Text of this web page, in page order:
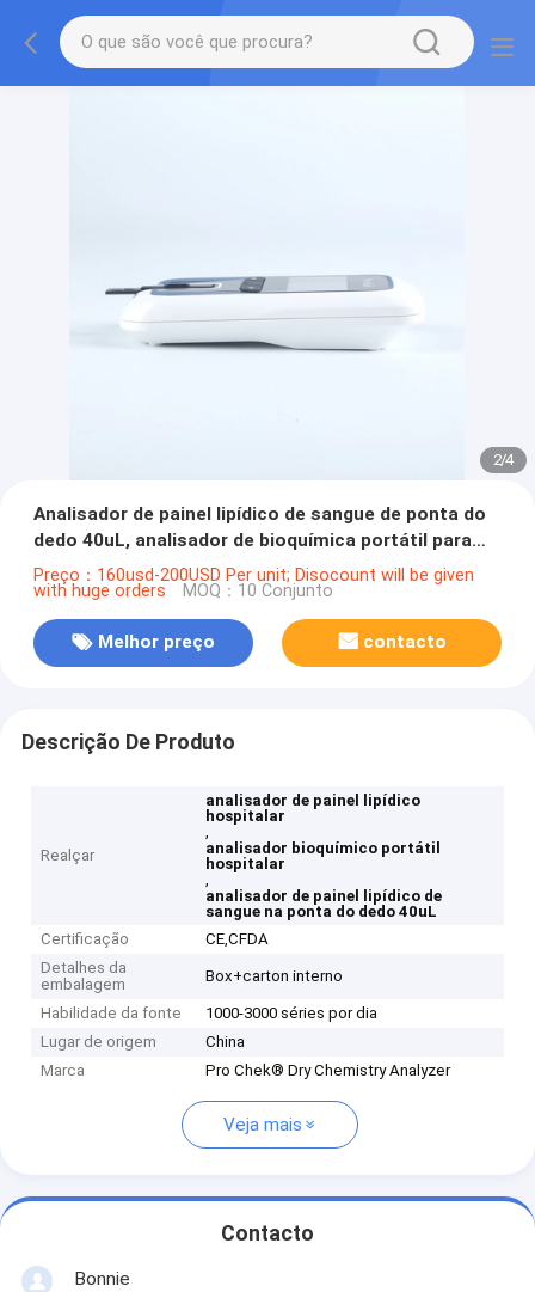
2/4
Analisador de painel lipídico de sangue de ponta do
dedo 40uL, analisador de bioquímica portátil para
hospital
Preço：160usd-200USD Per unit; Disocount will be given
with huge orders MOQ：10 Conjunto
Melhor preço contacto
Descrição De Produto
Realçar
analisador de painel lipídico
hospitalar
,
analisador bioquímico portátil
hospitalar
,
analisador de painel lipídico de
sangue na ponta do dedo 40uL
Certificação
CE,CFDA
Detalhes da
embalagem
Box+carton interno
Habilidade da fonte
1000-3000 séries por dia
Lugar de origem
China
Marca
Pro Chek® Dry Chemistry Analyzer
Veja mais
Contacto
Bonnie